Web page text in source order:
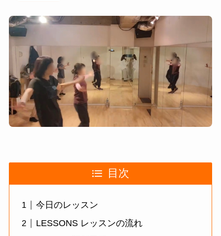
目次
今日のレッスン
LESSONS レッスンの流れ